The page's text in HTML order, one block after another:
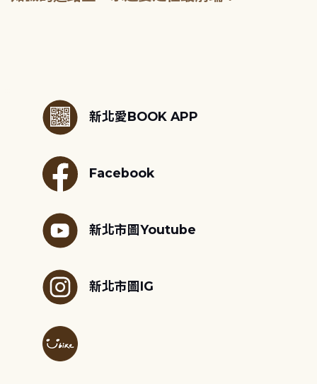
新北愛BOOK APP
Facebook
新北市圖Youtube
新北市圖IG